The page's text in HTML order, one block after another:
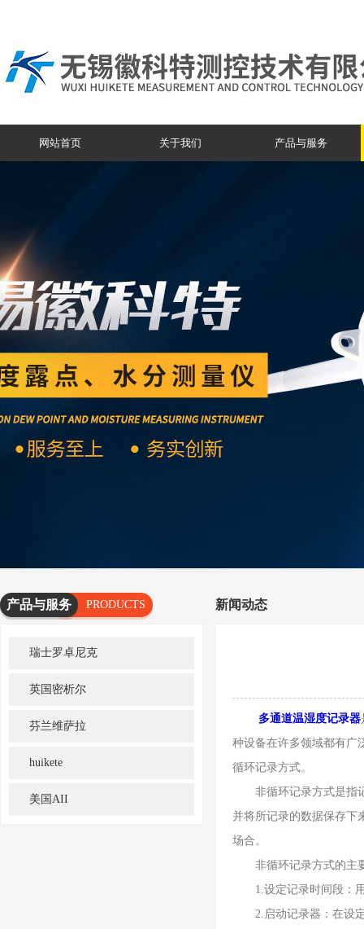
网站首页 关于我们 产品与服务
产品与服务
PRODUCTS
SERVICES
瑞士罗卓尼克
英国密析尔
芬兰维萨拉
huikete
美国AII
新闻动态
多通道温湿度记录器
种设备在许多领域都有广
循环记录方式。
非循环记录方式是指记
并将所记录的数据保存下
场合。
非循环记录方式的主
1.设定记录时间段：用
2.启动记录器：在设定